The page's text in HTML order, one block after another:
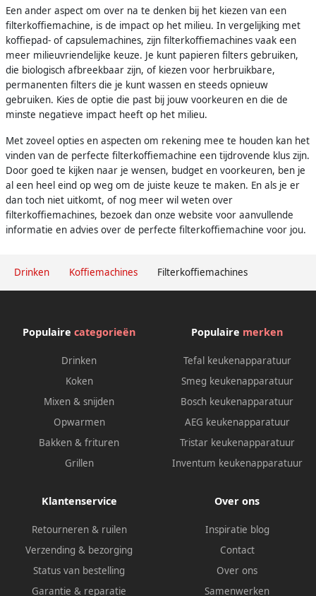
Drinken Koffiemachines Filterkoffiemachines
Een ander aspect om over na te denken bij het kiezen van een
filterkoffiemachine, is de impact op het milieu. In vergelijking met
koffiepad- of capsulemachines, zijn filterkoffiemachines vaak een
meer milieuvriendelijke keuze. Je kunt papieren filters gebruiken,
die biologisch afbreekbaar zijn, of kiezen voor herbruikbare,
permanenten filters die je kunt wassen en steeds opnieuw
gebruiken. Kies de optie die past bij jouw voorkeuren en die de
minste negatieve impact heeft op het milieu.
Met zoveel opties en aspecten om rekening mee te houden kan het
vinden van de perfecte filterkoffiemachine een tijdrovende klus zijn.
Door goed te kijken naar je wensen, budget en voorkeuren, ben je
al een heel eind op weg om de juiste keuze te maken. En als je er
dan toch niet uitkomt, of nog meer wil weten over
filterkoffiemachines, bezoek dan onze website voor aanvullende
informatie en advies over de perfecte filterkoffiemachine voor jou.
Populaire categorieën
Drinken
Koken
Mixen & snijden
Opwarmen
Bakken & frituren
Grillen
Populaire merken
Tefal keukenapparatuur
Smeg keukenapparatuur
Bosch keukenapparatuur
AEG keukenapparatuur
Tristar keukenapparatuur
Inventum keukenapparatuur
Klantenservice
Retourneren & ruilen
Verzending & bezorging
Status van bestelling
Garantie & reparatie
Over ons
Inspiratie blog
Contact
Over ons
Samenwerken